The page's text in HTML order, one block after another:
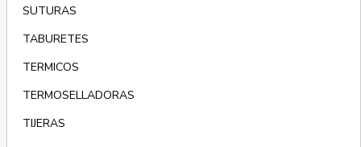
SUTURAS
TABURETES
TERMICOS
TERMOSELLADORAS
TIJERAS